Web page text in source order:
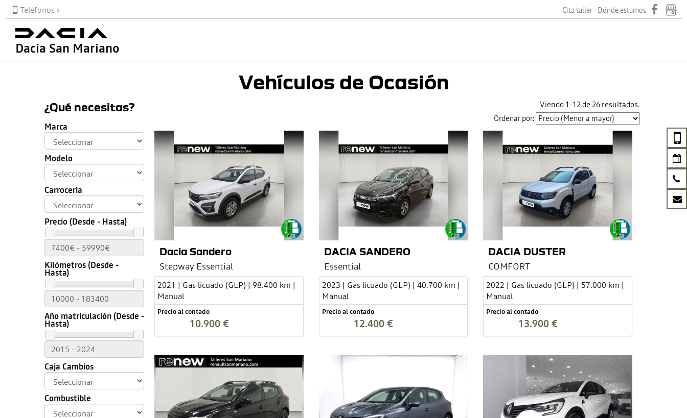
Teléfonos Cita taller Dónde estamos
Dacia San Mariano
Vehículos de Ocasión
¿Qué necesitas?
Marca
Modelo
Carroceria
Precio (Desde - Hasta)
Kilómetros (Desde -
Hasta)
Año matriculación (Desde -
Hasta)
Caja Cambios
Combustible
Viendo 1-12 de 26 resultados.
Ordenar por:
Dacia Sandero
Stepway Essential
2021 | Gas licuado (GLP) | 98.400 km |
Manual
Precio al contado
10.900 €
DACIA SANDERO
Essential
2023 | Gas licuado (GLP) | 40.700 km |
Manual
Precio al contado
12.400 €
DACIA DUSTER
COMFORT
2022 | Gas licuado (GLP) | 57.000 km |
Manual
Precio al contado
13.900 €